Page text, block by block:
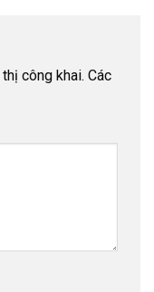
công khai. Các